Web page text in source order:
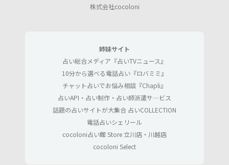
株式会社cocoloni
姉妹サイト
占い総合メディア『占いTVニュース』
10分から選べる電話占い『ロバミミ』
チャット占いでお悩み相談『Chapli』
占いAPI・占い制作・占い師派遣サ―ビス
話題の占いサイトが大集合 占いCOLLECTION
電話占いシェリール
cocoloni占い館 Store 立川店・川越店
cocoloni Select